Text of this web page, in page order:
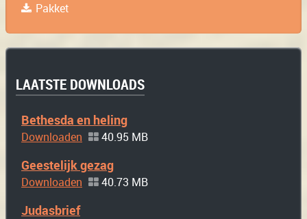
Pakket
LAATSTE DOWNLOADS
Bethesda en heling
Downloaden 40.95 MB
Geestelijk gezag
Downloaden 40.73 MB
Judasbrief